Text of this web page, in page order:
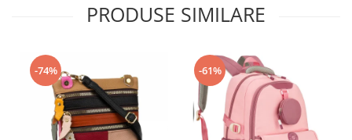
PRODUSE SIMILARE
-74% -61%